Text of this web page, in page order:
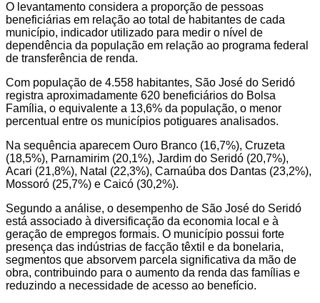
O levantamento considera a proporção de pessoas
beneficiárias em relação ao total de habitantes de cada
município, indicador utilizado para medir o nível de
dependência da população em relação ao programa federal
de transferência de renda.
Com população de 4.558 habitantes, São José do Seridó
registra aproximadamente 620 beneficiários do Bolsa
Família, o equivalente a 13,6% da população, o menor
percentual entre os municípios potiguares analisados.
Na sequência aparecem Ouro Branco (16,7%), Cruzeta
(18,5%), Parnamirim (20,1%), Jardim do Seridó (20,7%),
Acari (21,8%), Natal (22,3%), Carnaúba dos Dantas (23,2%),
Mossoró (25,7%) e Caicó (30,2%).
Segundo a análise, o desempenho de São José do Seridó
está associado à diversificação da economia local e à
geração de empregos formais. O município possui forte
presença das indústrias de facção têxtil e da bonelaria,
segmentos que absorvem parcela significativa da mão de
obra, contribuindo para o aumento da renda das famílias e
reduzindo a necessidade de acesso ao benefício.